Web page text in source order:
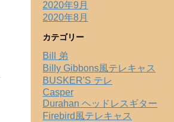
2020年9月
2020年8月
カテゴリー
Bill 弟
Billy Gibbons風テレキャス
BUSKER'S テレ
Casper
Durahan ヘッドレスギター
Firebird風テレキャス